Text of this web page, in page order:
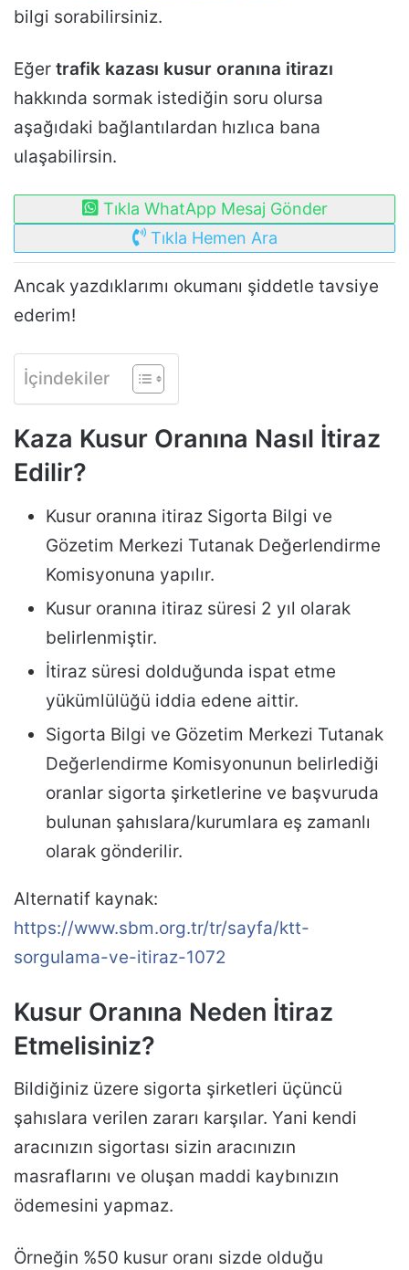
bilgi sorabilirsiniz.
Eğer trafik kazası kusur oranına itirazı
hakkında sormak istediğin soru olursa
aşağıdaki bağlantılardan hızlıca bana
ulaşabilirsin.
Tıkla WhatApp Mesaj Gönder
Tıkla Hemen Ara
Ancak yazdıklarımı okumanı şiddetle tavsiye
ederim!
İçindekiler
Kaza Kusur Oranına Nasıl İtiraz
Edilir?
Kusur oranına itiraz Sigorta Bilgi ve
Gözetim Merkezi Tutanak Değerlendirme
Komisyonuna yapılır.
Kusur oranına itiraz süresi 2 yıl olarak
belirlenmiştir.
İtiraz süresi dolduğunda ispat etme
yükümlülüğü iddia edene aittir.
Sigorta Bilgi ve Gözetim Merkezi Tutanak
Değerlendirme Komisyonunun belirlediği
oranlar sigorta şirketlerine ve başvuruda
bulunan şahıslara/kurumlara eş zamanlı
olarak gönderilir.
Alternatif kaynak:
https://www.sbm.org.tr/tr/sayfa/ktt-
sorgulama-ve-itiraz-1072
Kusur Oranına Neden İtiraz
Etmelisiniz?
Bildiğiniz üzere sigorta şirketleri üçüncü
şahıslara verilen zararı karşılar. Yani kendi
aracınızın sigortası sizin aracınızın
masraflarını ve oluşan maddi kaybınızın
ödemesini yapmaz.
Örneğin %50 kusur oranı sizde olduğu